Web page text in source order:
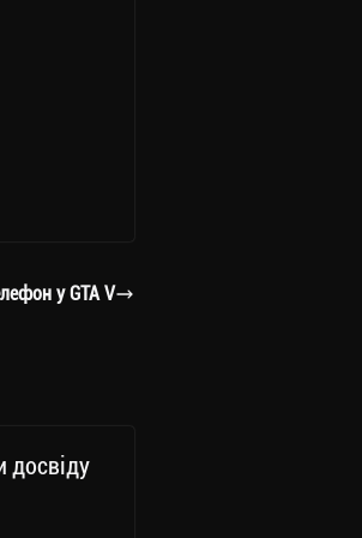
у GTA V
досвіду